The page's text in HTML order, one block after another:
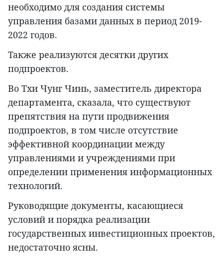
необходимо для создания системы
управления базами данных в период 2019-
2022 годов.
Также реализуются десятки других
подпроектов.
Во Тхи Чунг Чинь, заместитель директора
департамента, сказала, что существуют
препятствия на пути продвижения
подпроектов, в том числе отсутствие
эффективной координации между
управлениями и учреждениями при
определении применения информационных
технологий.
Руководящие документы, касающиеся
условий и порядка реализации
государственных инвестиционных проектов,
недостаточно ясны.